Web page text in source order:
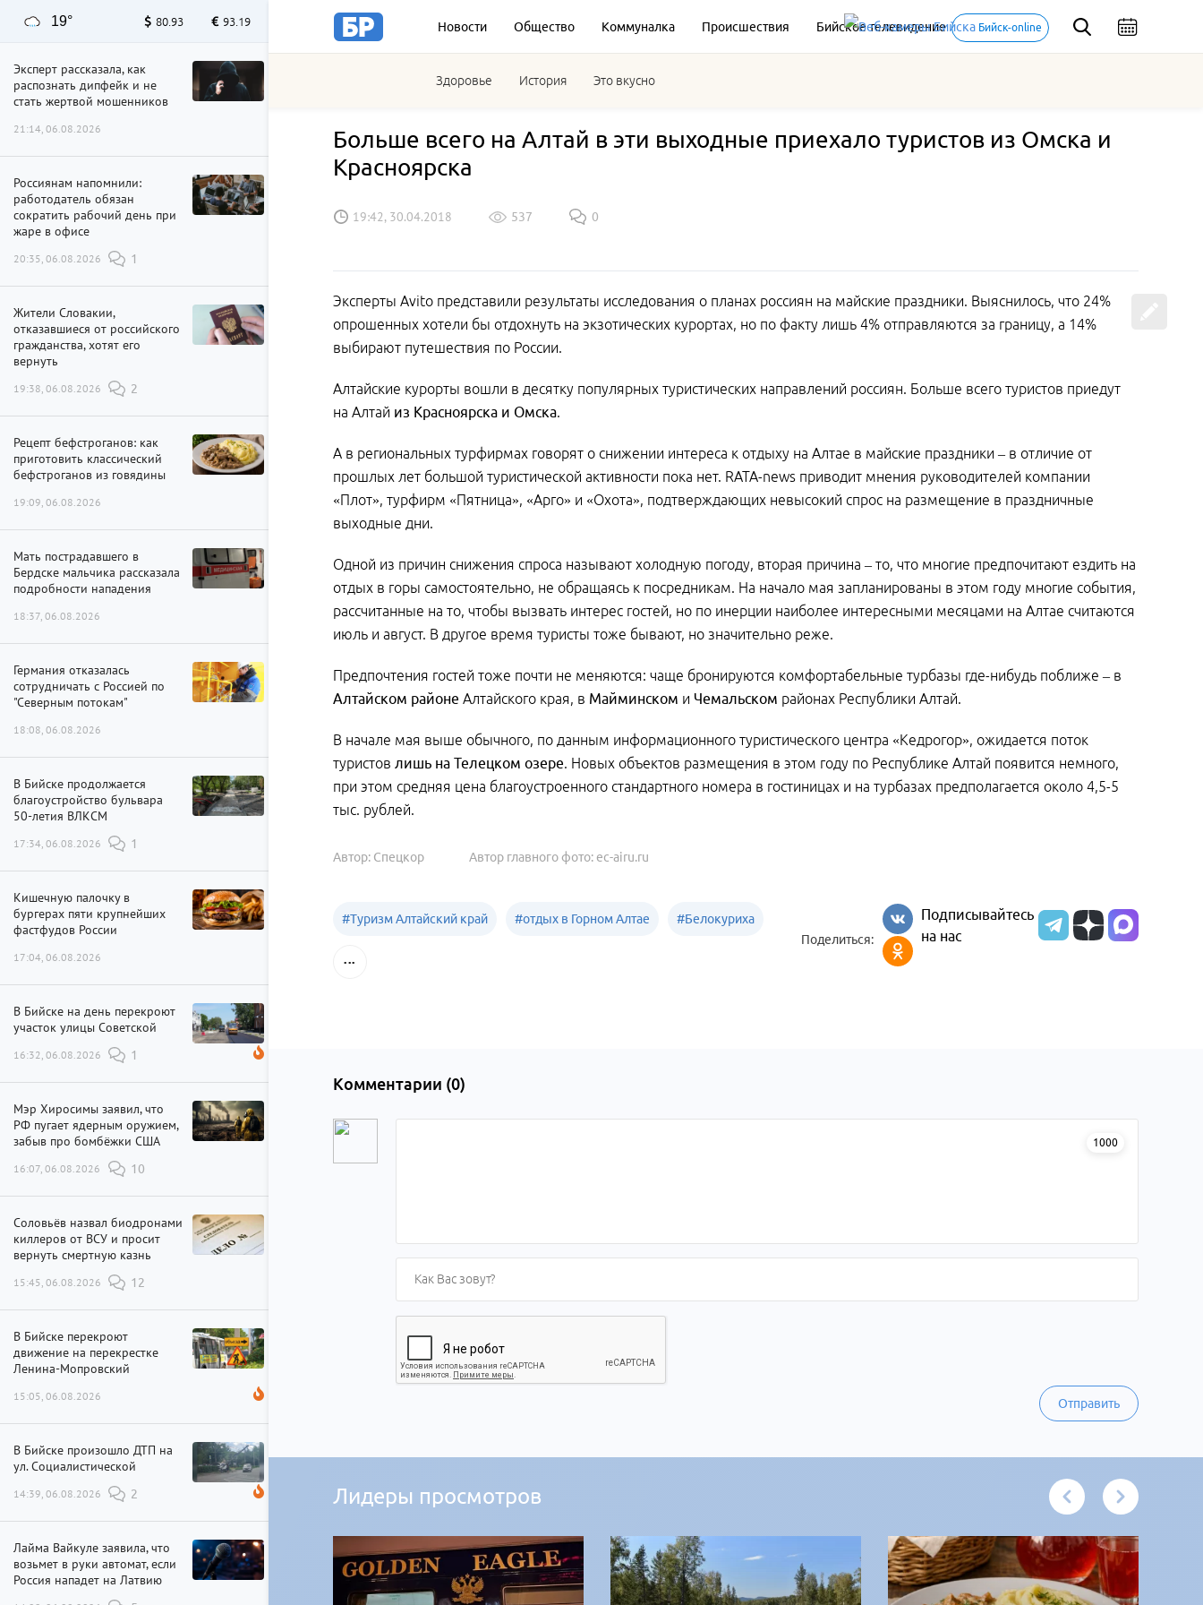
Новости Общество Коммуналка Происшествия Бийское телевидение Бийск-online
Здоровье История Это вкусно
19° 80.93 93.19
Эксперт рассказала, как
распознать дипфейк и не
стать жертвой мошенников
21:14, 06.08.2026
Россиянам напомнили:
работодатель обязан
сократить рабочий день при
жаре в офисе
20:35, 06.08.2026 1
Жители Словакии,
отказавшиеся от российского
гражданства, хотят его
вернуть
19:38, 06.08.2026 2
Рецепт бефстроганов: как
приготовить классический
бефстроганов из говядины
19:09, 06.08.2026
Мать пострадавшего в
Бердске мальчика рассказала
подробности нападения
18:37, 06.08.2026
Германия отказалась
сотрудничать с Россией по
"Северным потокам"
18:08, 06.08.2026
В Бийске продолжается
благоустройство бульвара
50-летия ВЛКСМ
17:34, 06.08.2026 1
Кишечную палочку в
бургерах пяти крупнейших
фастфудов России
17:04, 06.08.2026
В Бийске на день перекроют
участок улицы Советской
16:32, 06.08.2026 1
Мэр Хиросимы заявил, что
РФ пугает ядерным оружием,
забыв про бомбёжки США
16:07, 06.08.2026 10
Соловьёв назвал биодронами
киллеров от ВСУ и просит
вернуть смертную казнь
15:45, 06.08.2026 12
В Бийске перекроют
движение на перекрестке
Ленина-Мопровский
15:05, 06.08.2026
В Бийске произошло ДТП на
ул. Социалистической
14:39, 06.08.2026 2
Лайма Вайкуле заявила, что
возьмет в руки автомат, если
Россия нападет на Латвию
Больше всего на Алтай в эти выходные приехало туристов из Омска и
Красноярска
19:42, 30.04.2018 537 0
Эксперты Avito представили результаты исследования о планах россиян на майские праздники. Выяснилось, что 24%
опрошенных хотели бы отдохнуть на экзотических курортах, но по факту лишь 4% отправляются за границу, а 14%
выбирают путешествия по России.
Алтайские курорты вошли в десятку популярных туристических направлений россиян. Больше всего туристов приедут
на Алтай из Красноярска и Омска.
А в региональных турфирмах говорят о снижении интереса к отдыху на Алтае в майские праздники – в отличие от
прошлых лет большой туристической активности пока нет. RATA-news приводит мнения руководителей компании
«Плот», турфирм «Пятница», «Арго» и «Охота», подтверждающих невысокий спрос на размещение в праздничные
выходные дни.
Одной из причин снижения спроса называют холодную погоду, вторая причина – то, что многие предпочитают ездить на
отдых в горы самостоятельно, не обращаясь к посредникам. На начало мая запланированы в этом году многие события,
рассчитанные на то, чтобы вызвать интерес гостей, но по инерции наиболее интересными месяцами на Алтае считаются
июль и август. В другое время туристы тоже бывают, но значительно реже.
Предпочтения гостей тоже почти не меняются: чаще бронируются комфортабельные турбазы где-нибудь поближе – в
Алтайском районе Алтайского края, в Майминском и Чемальском районах Республики Алтай.
В начале мая выше обычного, по данным информационного туристического центра «Кедрогор», ожидается поток
туристов лишь на Телецком озере. Новых объектов размещения в этом году по Республике Алтай появится немного,
при этом средняя цена благоустроенного стандартного номера в гостиницах и на турбазах предполагается около 4,5-5
тыс. рублей.
Автор: Спецкор Автор главного фото: ec-airu.ru
#Туризм Алтайский край #отдых в Горном Алтае #Белокуриха
Поделиться:
Подписывайтесь
на нас
Комментарии (0)
1000
Отправить
Лидеры просмотров